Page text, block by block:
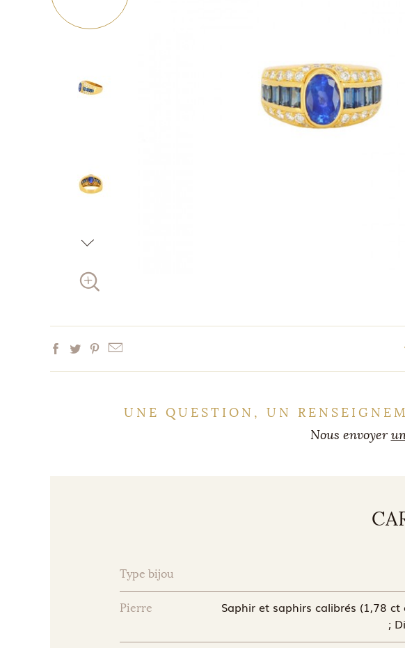
UNE QUESTION, UN
Nous envoyer
Type bijou
Pierre
Saphir et saphirs calibrés (1,78 ct
;